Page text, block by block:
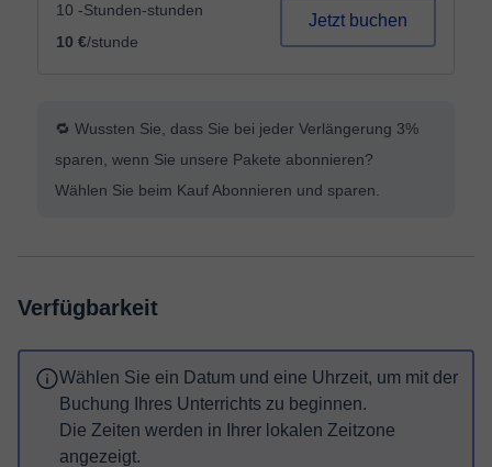
10 -Stunden-stunden
10 €/stunde
Jetzt buchen
🔁 Wussten Sie, dass Sie bei jeder Verlängerung 3%
sparen, wenn Sie unsere Pakete abonnieren?
Wählen Sie beim Kauf Abonnieren und sparen.
Verfügbarkeit
Wählen Sie ein Datum und eine Uhrzeit, um mit der
Buchung Ihres Unterrichts zu beginnen.
Die Zeiten werden in Ihrer lokalen Zeitzone
angezeigt.